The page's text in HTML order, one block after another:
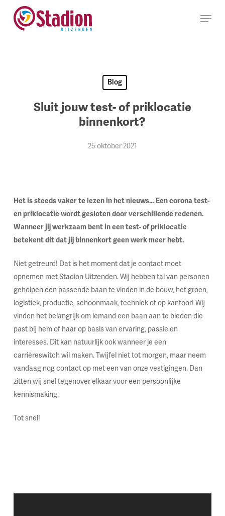
naar
hoofdinhoud
Menu
Blog
Sluit jouw test- of priklocatie
binnenkort?
25 oktober 2021
Het is steeds vaker te lezen in het nieuws… Een corona test-
en priklocatie wordt gesloten door verschillende redenen.
Wanneer jij werkzaam bent in een test- of priklocatie
betekent dit dat jij binnenkort geen werk meer hebt.
Niet getreurd! Dat is het moment dat je contact moet
opnemen met Stadion Uitzenden. Wij hebben tal van personen
geholpen een passende baan te vinden in de bouw, het groen,
logistiek, productie, schoonmaak, techniek of op kantoor! Wij
vinden het belangrijk om iemand een baan aan te bieden die
past bij hem of haar op basis van ervaring, passie en
interesses. Dit kan natuurlijk ook wanneer je een
carrièreswitch wil maken. Twijfel niet tot morgen, maar neem
vandaag nog contact op met een van onze vestigingen. Dan
zitten wij snel tegenover elkaar voor een persoonlijke
kennismaking.
Tot snel!